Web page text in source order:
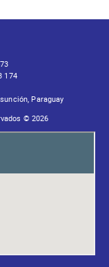
174
Paraguay
© 2026